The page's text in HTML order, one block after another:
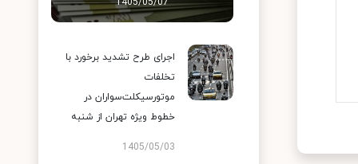
اجرای طرح تشدید برخورد با
تخلفات
موتورسیکلت‌سواران در
خطوط ویژه تهران از شنبه
1405/05/03